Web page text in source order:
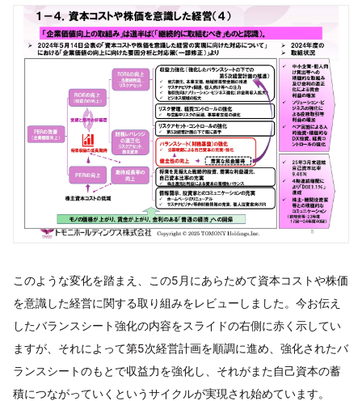
このような変化を踏まえ、この5月にあらためて資本コストや株価
を意識した経営に関する取り組みをレビューしました。今お伝え
したバランスシート強化の内容をスライドの右側に赤く示してい
ますが、それによって第5次経営計画を順調に進め、強化されたバ
ランスシートのもとで収益力を強化し、それがまた自己資本の蓄
積につながっていくというサイクルが実現され始めています。